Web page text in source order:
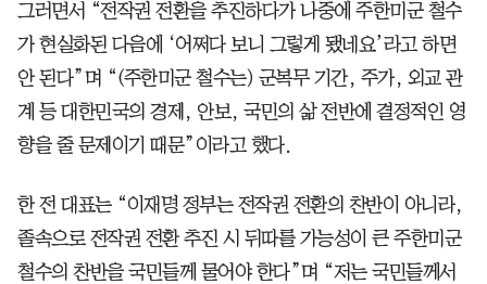
그러면서 “전작권 전환을 추진하다가 나중에 주한미군 철수
가 현실화된 다음에 ‘어쩌다 보니 그렇게 됐네요’라고 하면
안 된다”며 “(주한미군 철수는) 군복무 기간, 주가, 외교 관
계 등 대한민국의 경제, 안보, 국민의 삶 전반에 결정적인 영
향을 줄 문제이기 때문”이라고 했다.
한 전 대표는 “이재명 정부는 전작권 전환의 찬반이 아니라,
졸속으로 전작권 전환 추진 시 뒤따를 가능성이 큰 주한미군
철수의 찬반을 국민들께 물어야 한다”며 “저는 국민들께서